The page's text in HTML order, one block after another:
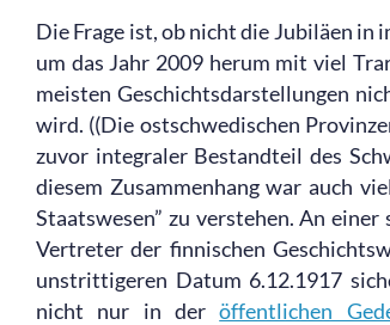
Die Frage ist, ob nicht die Jubiläen in
um das Jahr 2009 herum mit viel
meisten Geschichtsdarstellungen
wird. ((Die ostschwedischen
zuvor integraler Bestandteil des
diesem Zusammenhang war auch
Staatswesen” zu verstehen. An
Vertreter der finnischen
unstrittigeren Datum 6.12.1917
nicht nur in deröffentlichen